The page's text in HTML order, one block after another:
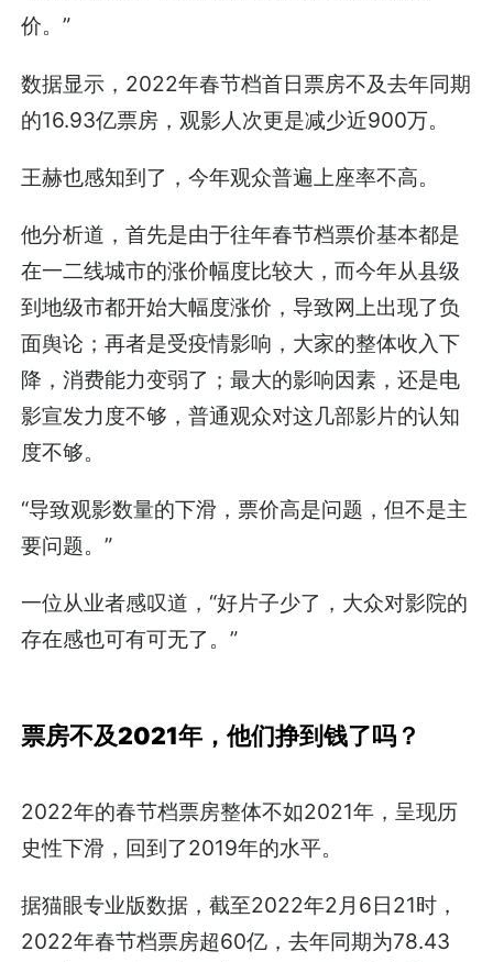
价。”
数据显示，2022年春节档首日票房不及去年同期
的16.93亿票房，观影人次更是减少近900万。
王赫也感知到了，今年观众普遍上座率不高。
他分析道，首先是由于往年春节档票价基本都是
在一二线城市的涨价幅度比较大，而今年从县级
到地级市都开始大幅度涨价，导致网上出现了负
面舆论；再者是受疫情影响，大家的整体收入下
降，消费能力变弱了；最大的影响因素，还是电
影宣发力度不够，普通观众对这几部影片的认知
度不够。
“导致观影数量的下滑，票价高是问题，但不是主
要问题。”
一位从业者感叹道，“好片子少了，大众对影院的
存在感也可有可无了。”
票房不及2021年，他们挣到钱了吗？
2022年的春节档票房整体不如2021年，呈现历
史性下滑，回到了2019年的水平。
据猫眼专业版数据，截至2022年2月6日21时，
2022年春节档票房超60亿，去年同期为78.43